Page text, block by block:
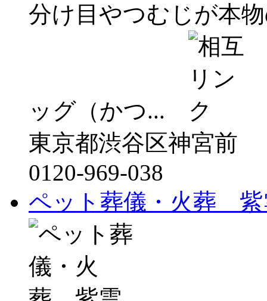
分け目やつむじが本
ッグ（かつ...
東京都渋谷区神宮前
0120-969-038
ペット葬儀・火葬 紫